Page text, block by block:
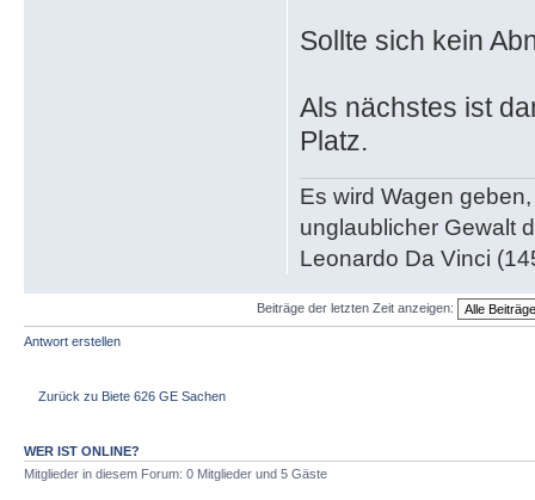
Sollte sich kein
Als nächstes ist
Platz.
Es wird Wagen
unglaublicher Gewalt
Leonardo Da Vinci
Beiträge der letzten Zeit anzeigen:
Antwort erstellen
Zurück zu Biete 626 GE Sachen
WER IST ONLINE?
Mitglieder in diesem Forum: 0 Mitglieder und 5 Gäste